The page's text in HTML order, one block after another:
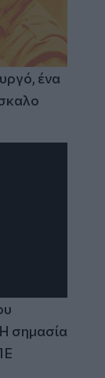
ένα
σημασία